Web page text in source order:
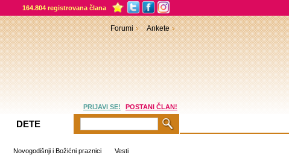
164.804 registrovana člana
Novogodišnji i Božićni praznici Vesti
Forumi Ankete
PRIJAVI SE! POSTANI ČLAN!
DETE